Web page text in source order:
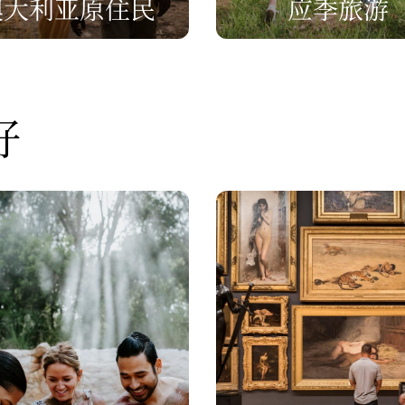
利亚原住民 应季旅游